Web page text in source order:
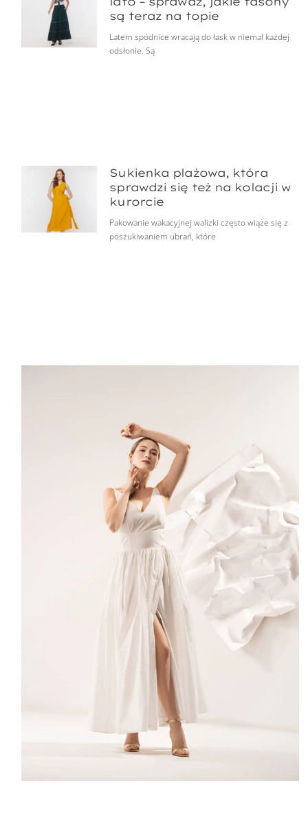
są teraz na topie
Latem spódnice wracają do łask w niemal każdej
odsłonie. Są
Sukienka plażowa, która
sprawdzi się też na kolacji w
kurorcie
Pakowanie wakacyjnej walizki często wiąże się z
poszukiwaniem ubrań, które